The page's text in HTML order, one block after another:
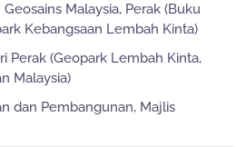
Malaysia, Perak (Buku
Kebangsaan Lembah Kinta)
Perak (Geopark Lembah Kinta,
Malaysia)
dan Pembangunan, Majlis